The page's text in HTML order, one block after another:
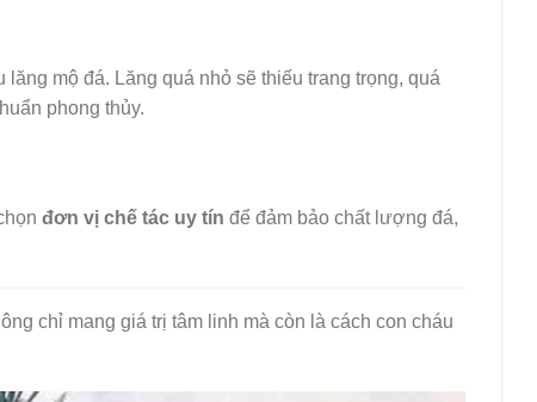
mộ đá. Lăng quá nhỏ sẽ thiếu trang trọng, quá
phong thủy.
đơn vị chế tác uy tín để đảm bảo chất lượng đá,
chỉ mang giá trị tâm linh mà còn là cách con cháu